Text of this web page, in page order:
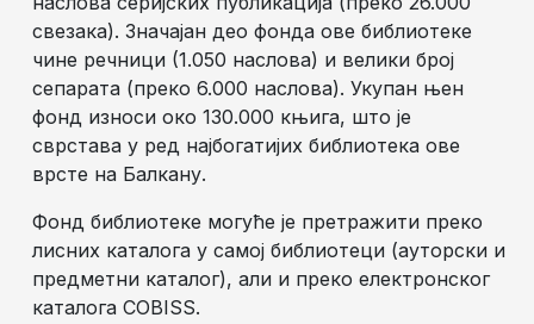
свезака). Значајан део фонда ове библиотеке
чине речници (1.050 наслова) и велики број
сепарата (преко 6.000 наслова). Укупан њен
фонд износи око 130.000 књига, што је
сврстава у ред најбогатијих библиотека ове
врсте на Балкану.
Фонд библиотеке могуће је претражити преко
лисних каталога у самој библиотеци (ауторски и
предметни каталог), али и преко електронског
каталога COBISS.